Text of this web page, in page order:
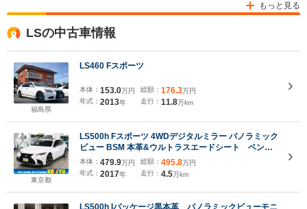
もっと見る
LSの中古車情報
福島県
LS460 Fスポーツ
本体： 153.0万円
年式： 2013年
総額： 176.3万円
走行： 11.8万km
東京都
LS500h Fスポーツ 4WDデジタルミラー パノラミック
ビュー BSM 本革&ウルトラスエードシート ベンチ
レーション 前後シート&ステアヒーター パワート
ランク HUD 12.3インチナビ ブルーレイ
ETC2.0 三眼LED
本体： 479.9万円
年式： 2017年
総額： 495.8万円
走行： 4.5万km